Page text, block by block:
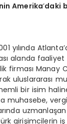
Amerika’daki
yılında
alanda
firması Manay
uluslararası
bir isim
muhasebe,
girişimcilerin